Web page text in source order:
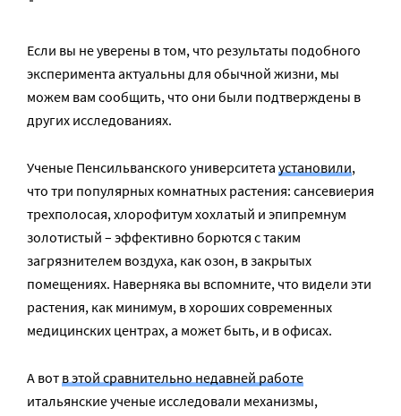
Если вы не уверены в том, что результаты подобного
эксперимента актуальны для обычной жизни, мы
можем вам сообщить, что они были подтверждены в
других исследованиях.
Ученые Пенсильванского университета установили,
что три популярных комнатных растения: сансевиерия
трехполосая, хлорофитум хохлатый и эпипремнум
золотистый – эффективно борются с таким
загрязнителем воздуха, как озон, в закрытых
помещениях. Наверняка вы вспомните, что видели эти
растения, как минимум, в хороших современных
медицинских центрах, а может быть, и в офисах.
А вот в этой сравнительно недавней работе
итальянские ученые исследовали механизмы,